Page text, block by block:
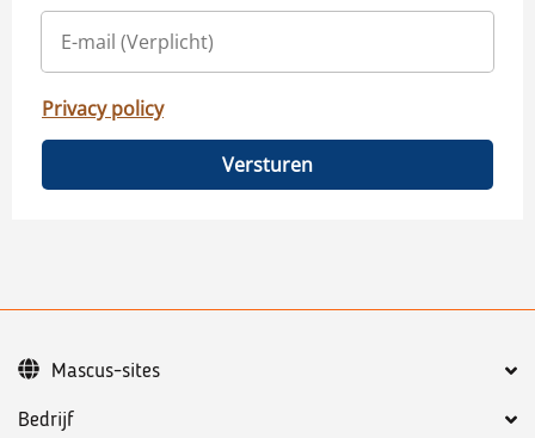
Privacy policy
Versturen
Bedrijf
Mascus-sites